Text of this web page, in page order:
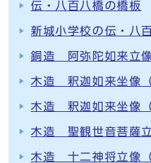
伝・八百八橋の橋板
新城小学校の伝・八
銅造 阿弥陀如来立像
木造 釈迦如来坐像（
木造 釈迦如来坐像（
木造 聖観世音菩薩立
木造 十二神将立像（